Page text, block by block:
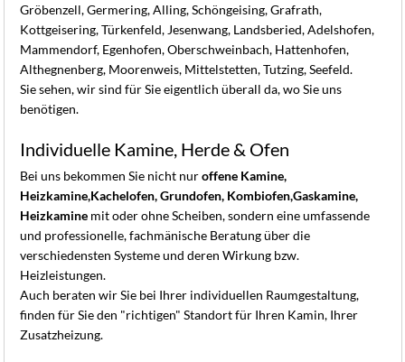
Gröbenzell, Germering, Alling, Schöngeising, Grafrath,
Kottgeisering, Türkenfeld, Jesenwang, Landsberied, Adelshofen,
Mammendorf, Egenhofen, Oberschweinbach, Hattenhofen,
Althegnenberg, Moorenweis, Mittelstetten, Tutzing, Seefeld.
Sie sehen, wir sind für Sie eigentlich überall da, wo Sie uns
benötigen.
Individuelle Kamine, Herde & Ofen
Bei uns bekommen Sie nicht nuroffene Kamine,
Heizkamine,Kachelofen, Grundofen, Kombiofen,Gaskamine,
Heizkamine mit oder ohne Scheiben, sondern eine umfassende
und professionelle, fachmänische Beratung über die
verschiedensten Systeme und deren Wirkung bzw.
Heizleistungen.
Auch beraten wir Sie bei Ihrer individuellen Raumgestaltung,
finden für Sie den "richtigen" Standort für Ihren Kamin, Ihrer
Zusatzheizung.